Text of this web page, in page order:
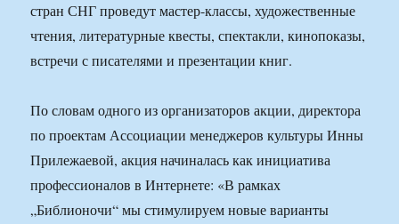
стран СНГ проведут мастер-классы, художественные
чтения, литературные квесты, спектакли, кинопоказы,
встречи с писателями и презентации книг.
По словам одного из организаторов акции, директора
по проектам Ассоциации менеджеров культуры Инны
Прилежаевой, акция начиналась как инициатива
профессионалов в Интернете: «В рамках
„Библионочи“ мы стимулируем новые варианты